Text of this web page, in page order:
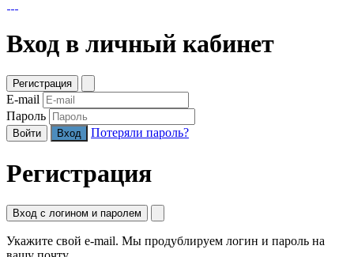
Вход в личный кабинет
Регистрация
E-mail
Пароль
Войти Потеряли пароль?
Регистрация
Вход с логином и паролем
Укажите свой e-mail. Мы продублируем логин и пароль на